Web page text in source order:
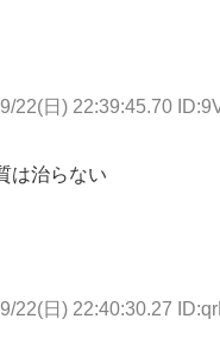
22(日) 22:39:45.70
は治らない
22(日) 22:40:30.27